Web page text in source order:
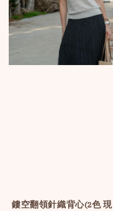
鏤空翻領針織背心(2色 現